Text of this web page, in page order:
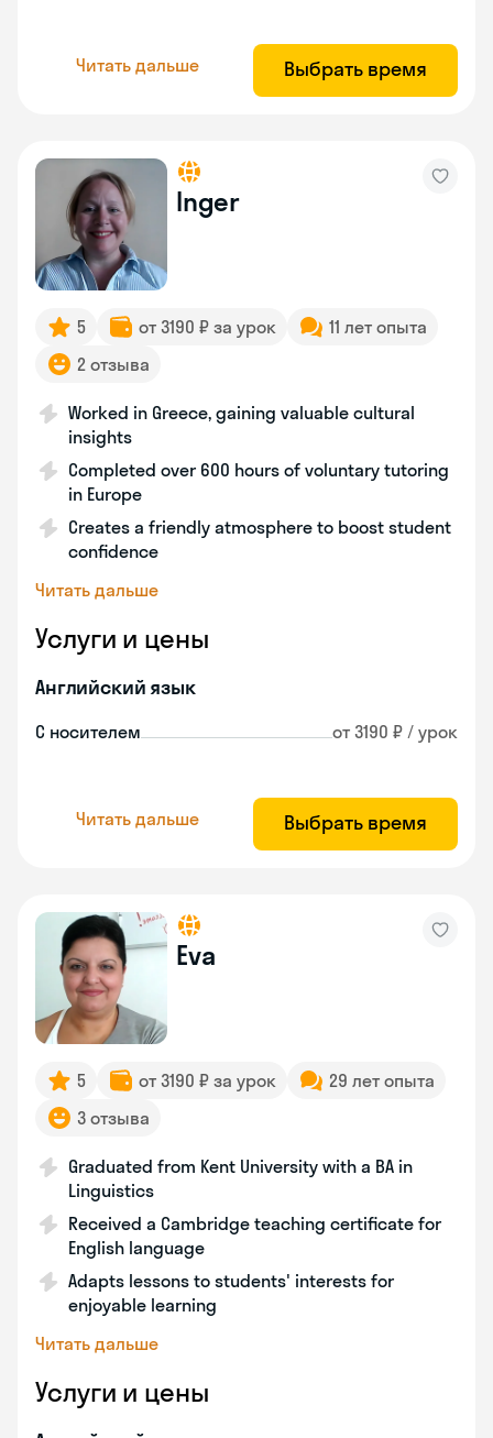
Читать дальше Выбрать время
Inger
5 от 3190 ₽ за урок
11 лет опыта
2 отзыва
Worked in Greece, gaining valuable cultural
insights
Completed over 600 hours of voluntary tutoring
in Europe
Creates a friendly atmosphere to boost student
confidence
Читать дальше
Услуги и цены
Английский язык
С носителем от 3190 ₽ / урок
Читать дальше Выбрать время
Eva
5 от 3190 ₽ за урок
29 лет опыта
3 отзыва
Graduated from Kent University with a BA in
Linguistics
Received a Cambridge teaching certificate for
English language
Adapts lessons to students' interests for
enjoyable learning
Читать дальше
Услуги и цены